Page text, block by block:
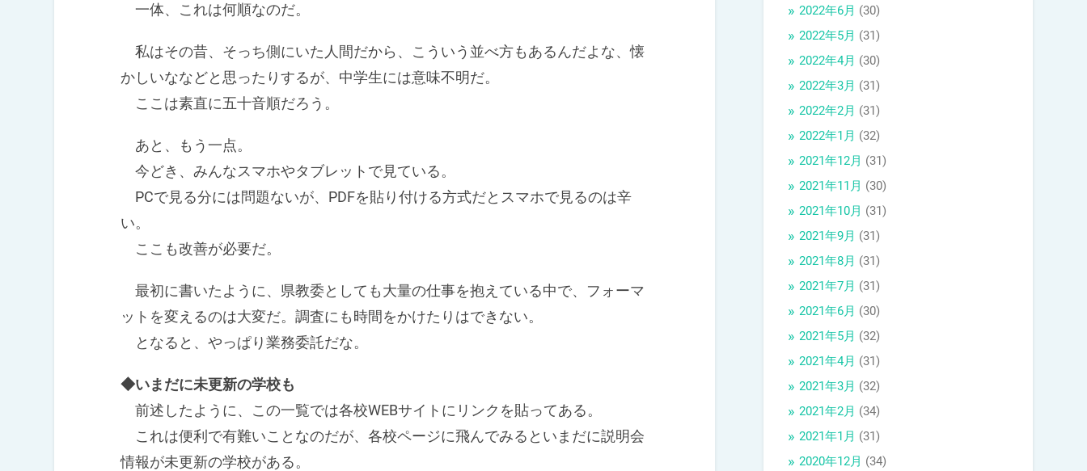
一体、これは何順なのだ。
私はその昔、そっち側にいた人間だから、こういう並べ方もあるんだよな、懐
かしいななどと思ったりするが、中学生には意味不明だ。
ここは素直に五十音順だろう。
あと、もう一点。
今どき、みんなスマホやタブレットで見ている。
PCで見る分には問題ないが、PDFを貼り付ける方式だとスマホで見るのは辛
い。
ここも改善が必要だ。
最初に書いたように、県教委としても大量の仕事を抱えている中で、フォーマ
ットを変えるのは大変だ。調査にも時間をかけたりはできない。
となると、やっぱり業務委託だな。
◆いまだに未更新の学校も
前述したように、この一覧では各校WEBサイトにリンクを貼ってある。
これは便利で有難いことなのだが、各校ページに飛んでみるといまだに説明会
情報が未更新の学校がある。
2022年6月 (30)
2022年5月 (31)
2022年4月 (30)
2022年3月 (31)
2022年2月 (31)
2022年1月 (32)
2021年12月 (31)
2021年11月 (30)
2021年10月 (31)
2021年9月 (31)
2021年8月 (31)
2021年7月 (31)
2021年6月 (30)
2021年5月 (32)
2021年4月 (31)
2021年3月 (32)
2021年2月 (34)
2021年1月 (31)
2020年12月 (34)